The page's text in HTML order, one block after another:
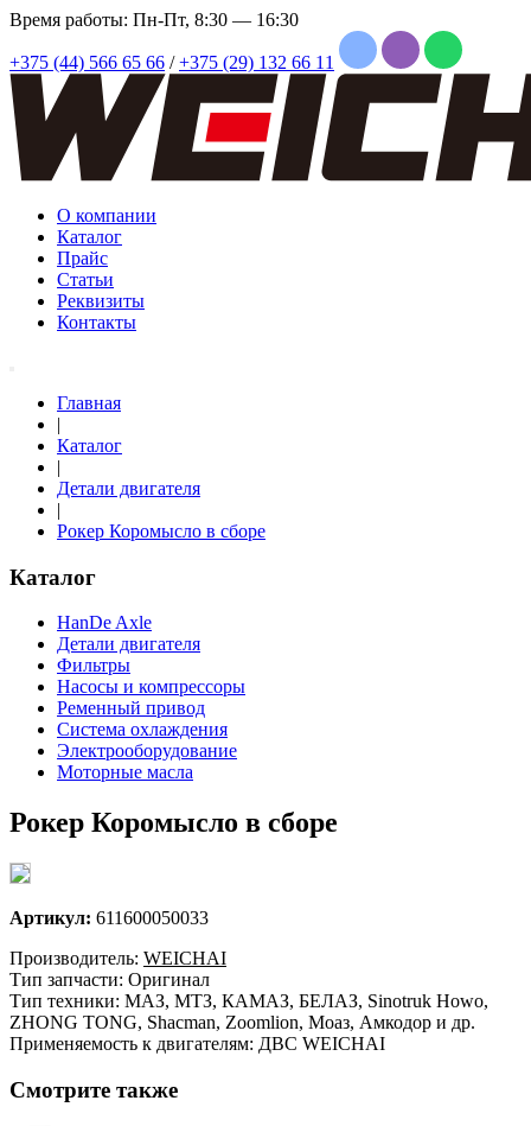
Время работы: Пн-Пт, 8:30 — 16:30
+375 (44) 566 65 66 / +375 (29) 132 66 11
О компании
Каталог
Прайс
Статьи
Реквизиты
Контакты
Главная
|
Каталог
|
Детали двигателя
|
Рокер Коромысло в сборе
Каталог
HanDe Axle
Детали двигателя
Фильтры
Насосы и компрессоры
Ременный привод
Система охлаждения
Электрооборудование
Моторные масла
Рокер Коромысло в сборе
Артикул: 611600050033
Производитель: WEICHAI
Тип запчасти: Оригинал
Тип техники: МАЗ, МТЗ, КАМАЗ, БЕЛАЗ, Sinotruk Howo,
ZHONG TONG, Shacman, Zoomlion, Моаз, Амкодор и др.
Применяемость к двигателям: ДВС WEICHAI
Смотрите также